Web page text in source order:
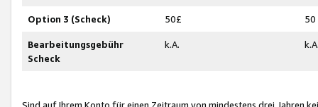
Option 3 (Scheck) 50£ 50
Bearbeitungsgebühr
Scheck
k.A.
Sind auf Ihrem Konto für einen Zeitraum von mindestens drei Jahren